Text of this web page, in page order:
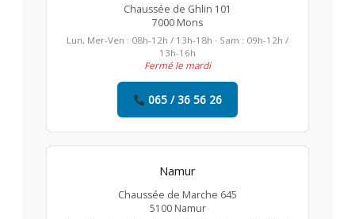
Chaussée de Ghlin 101
7000 Mons
Lun, Mer-Ven : 08h-12h / 13h-18h · Sam : 09h-12h /
13h-16h
Fermé le mardi
065 / 36 56 26
Namur
Chaussée de Marche 645
5100 Namur